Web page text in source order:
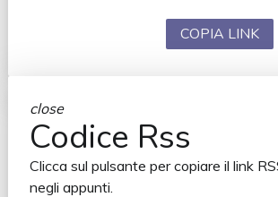
COPIA LINK
close
Codice Rss
Clicca sul pulsante per copiare il link
negli appunti.